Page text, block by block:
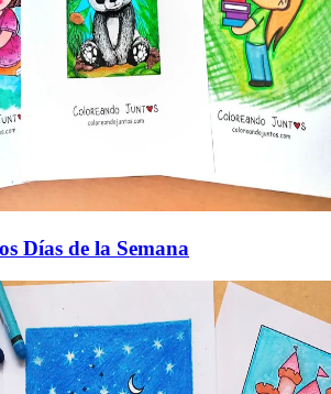
Días de la Semana